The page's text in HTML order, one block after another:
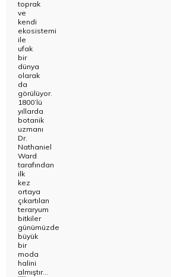
toprak
ve
kendi
ekosistemi
ile
ufak
bir
dünya
olarak
da
görülüyor.
1800’lü
yıllarda
botanik
uzmanı
Dr.
Nathaniel
Ward
tarafından
ilk
kez
ortaya
çıkartılan
teraryum
bitkiler
günümüzde
büyük
bir
moda
halini
almıştır...